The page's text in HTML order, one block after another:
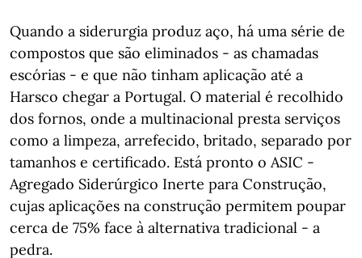
Quando a siderurgia produz aço, há uma série de
compostos que são eliminados - as chamadas
escórias - e que não tinham aplicação até a
Harsco chegar a Portugal. O material é recolhido
dos fornos, onde a multinacional presta serviços
como a limpeza, arrefecido, britado, separado por
tamanhos e certificado. Está pronto o ASIC -
Agregado Siderúrgico Inerte para Construção,
cujas aplicações na construção permitem poupar
cerca de 75% face à alternativa tradicional - a
pedra.